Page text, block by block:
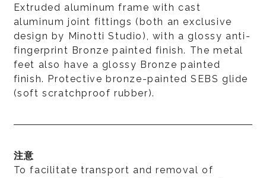
Extruded aluminum frame with cast
aluminum joint fittings (both an exclusive
design by Minotti Studio), with a glossy anti-
fingerprint Bronze painted finish. The metal
feet also have a glossy Bronze painted
finish. Protective bronze-painted SEBS glide
(soft scratchproof rubber).
注意
To facilitate transport and removal of